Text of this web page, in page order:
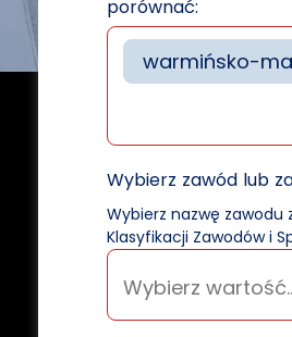
porównać:
warmińsko-
Wybierz zawód lub
Wybierz nazwę zawodu
Klasyfikacji Zawodów i